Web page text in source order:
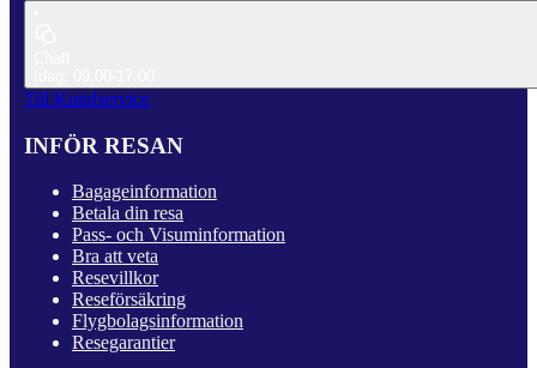
Till Kundservice
INFÖR RESAN
Bagageinformation
Betala din resa
Pass- och Visuminformation
Bra att veta
Resevillkor
Reseförsäkring
Flygbolagsinformation
Resegarantier